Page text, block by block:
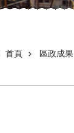
首頁 區政成果